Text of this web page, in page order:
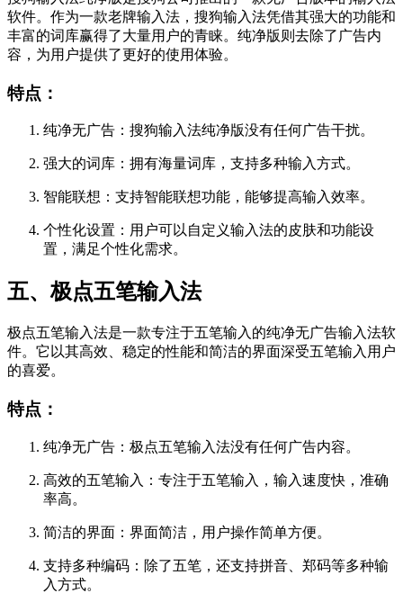
软件。作为一款老牌输入法，搜狗输入法凭借其强大的功能和
丰富的词库赢得了大量用户的青睐。纯净版则去除了广告内
容，为用户提供了更好的使用体验。
特点：
纯净无广告：搜狗输入法纯净版没有任何广告干扰。
强大的词库：拥有海量词库，支持多种输入方式。
智能联想：支持智能联想功能，能够提高输入效率。
个性化设置：用户可以自定义输入法的皮肤和功能设
置，满足个性化需求。
五、极点五笔输入法
极点五笔输入法是一款专注于五笔输入的纯净无广告输入法软
件。它以其高效、稳定的性能和简洁的界面深受五笔输入用户
的喜爱。
特点：
纯净无广告：极点五笔输入法没有任何广告内容。
高效的五笔输入：专注于五笔输入，输入速度快，准确
率高。
简洁的界面：界面简洁，用户操作简单方便。
支持多种编码：除了五笔，还支持拼音、郑码等多种输
入方式。